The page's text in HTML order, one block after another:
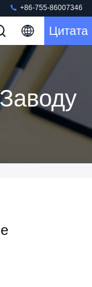
+86-755-86007346
Цитата